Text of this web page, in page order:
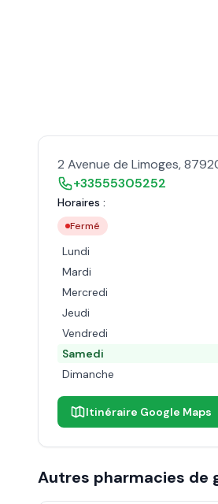
2 Avenue de Limoges,
+33555305252
Horaires :
Fermé
Lundi
Mardi
Mercredi
Jeudi
Vendredi
Samedi
Dimanche
Itinéraire Google Maps
Autres pharmacies de